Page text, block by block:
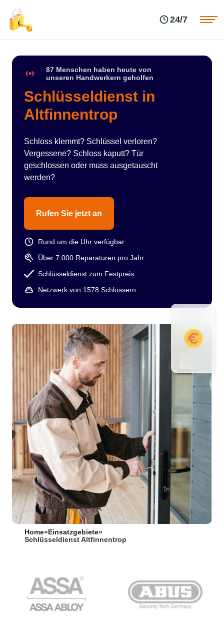
24/7
87 Menschen haben heute von
unseren Handwerkern geholfen
Schlüsseldienst in
Altfinnentrop
Schloss klemmt? Schlüssel verloren?
Vergessene? Schloss kaputt? Tür
geschlossen oder muss ausgetauscht
werden?
Rufen Sie jetzt an
Rund um die Uhr verfügbar
Über 7 000 Reparaturen pro Jahr
Schlüsseldienst zum Festpreis
Netzwerk von 1578 Schlossern
Home» Einsatzgebiete»
Schlüsseldienst Altfinnentrop